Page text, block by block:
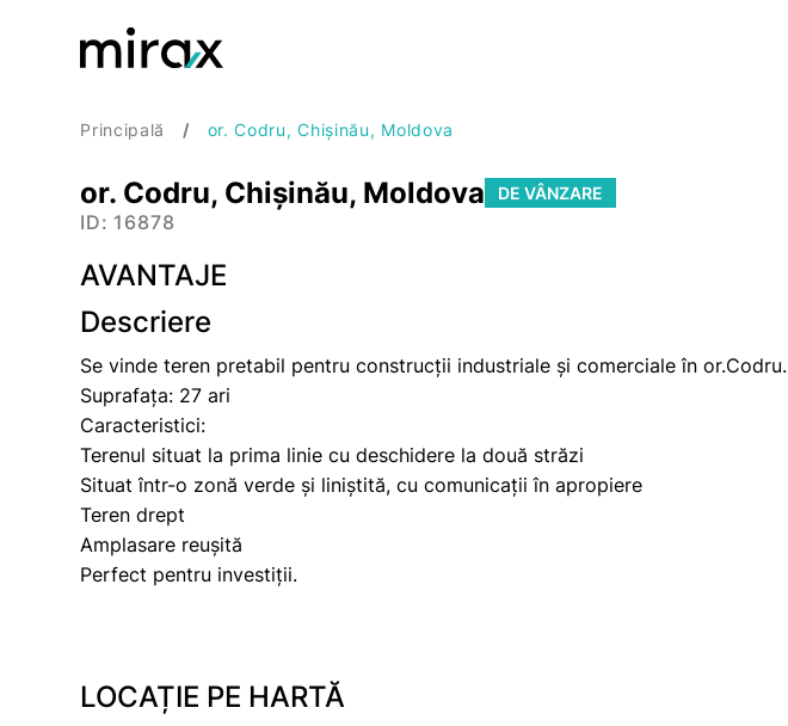
Principală or. Codru, Chișinău, Moldova
or. Codru, Chișinău, Moldova DE VÂNZARE
ID: 16878
AVANTAJE
Descriere
Se vinde teren pretabil pentru construcții industriale și comerciale în or.Codru.
Suprafața: 27 ari
Caracteristici:
Terenul situat la prima linie cu deschidere la două străzi
Situat într-o zonă verde și liniștită, cu comunicații în apropiere
Teren drept
Amplasare reușită
Perfect pentru investiții.
LOCAȚIE PE HARTĂ